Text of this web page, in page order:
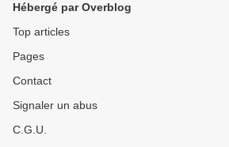
Hébergé par Overblog
Top articles
Pages
Contact
Signaler un abus
C.G.U.